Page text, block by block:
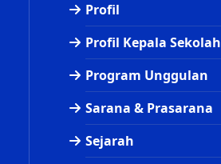
Profil
Profil Kepala Sekolah
Program Unggulan
Sarana & Prasarana
Sejarah